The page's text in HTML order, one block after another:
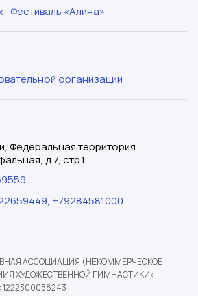
Фестиваль «Алина»
организации
Федеральная территория
д.7, стр.1
, +79284581000
АССОЦИАЦИЯ (НЕКОММЕРЧЕСКОЕ
ХУДОЖЕСТВЕННОЙ ГИМНАСТИКИ»
1222300058243